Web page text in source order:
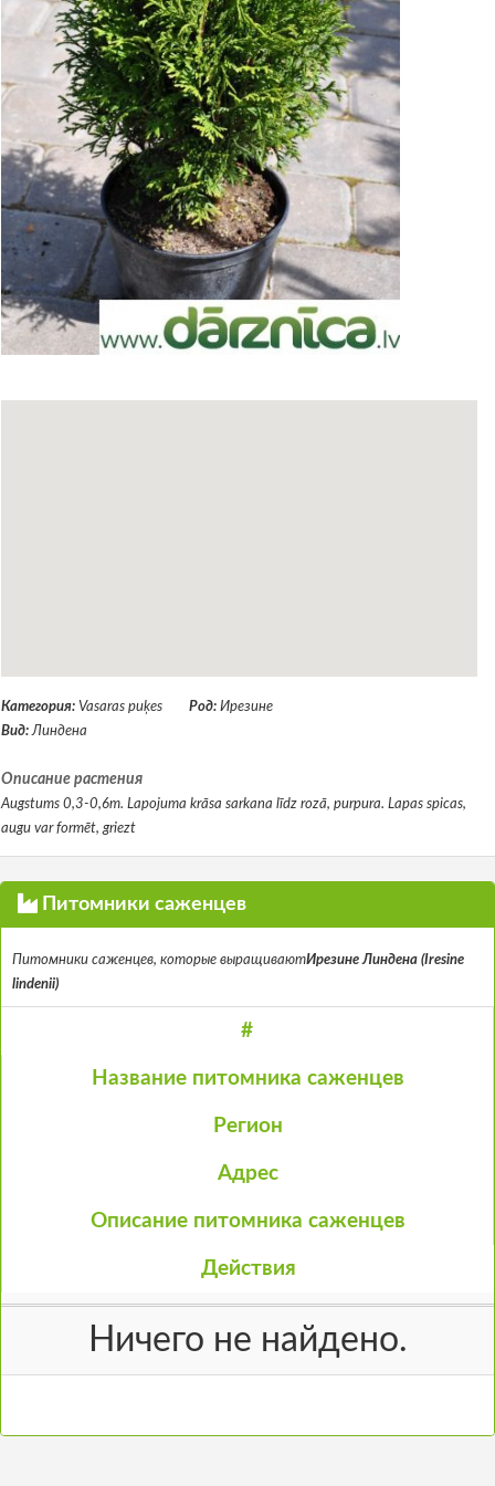
Категория: Vasaras puķes Род: Ирезине
Вид: Линдена
Описание растения
Augstums 0,3-0,6m. Lapojuma krāsa sarkana līdz rozā, purpura. Lapas spicas,
augu var formēt, griezt
Питомники саженцев
Питомники саженцев, которые выращиваютИрезине Линдена (Iresine
lindenii)
#
Название питомника саженцев
Регион
Адрес
Описание питомника саженцев
Действия
Ничего не найдено.